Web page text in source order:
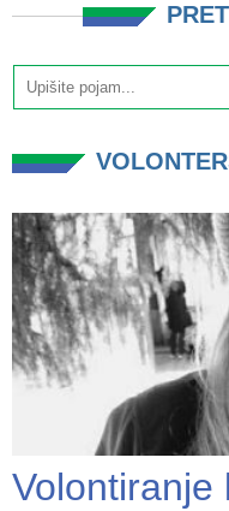
Volontiranje